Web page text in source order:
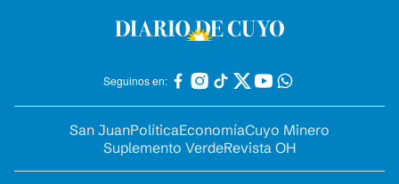
Seguinos en:
San JuanPolíticaEconomíaCuyo Minero
Suplemento VerdeRevista OH